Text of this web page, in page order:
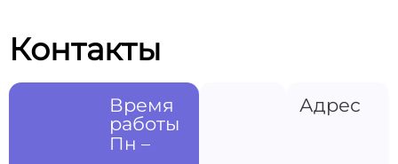
Контакты
Адрес
Время
работы
Пн –